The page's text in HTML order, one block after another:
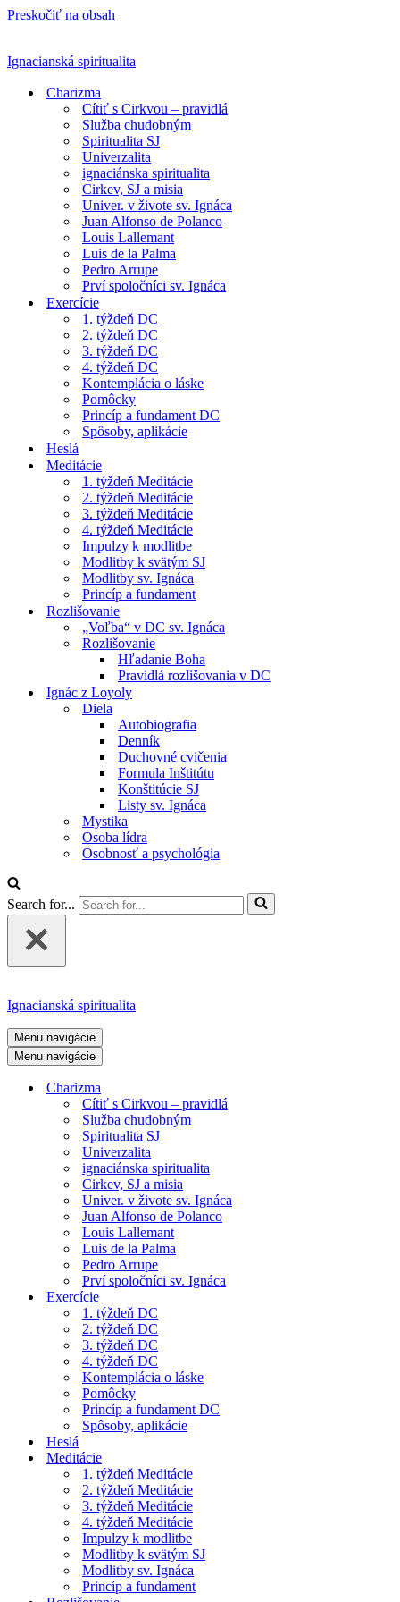
Preskočiť na obsah
Ignacianská spiritualita
Charizma
Cítiť s Cirkvou – pravidlá
Služba chudobným
Spiritualita SJ
Univerzalita
ignaciánska spiritualita
Cirkev, SJ a misia
Univer. v živote sv. Ignáca
Juan Alfonso de Polanco
Louis Lallemant
Luis de la Palma
Pedro Arrupe
Prví spoločníci sv. Ignáca
Exercície
1. týždeň DC
2. týždeň DC
3. týždeň DC
4. týždeň DC
Kontemplácia o láske
Pomôcky
Princíp a fundament DC
Spôsoby, aplikácie
Heslá
Meditácie
1. týždeň Meditácie
2. týždeň Meditácie
3. týždeň Meditácie
4. týždeň Meditácie
Impulzy k modlitbe
Modlitby k svätým SJ
Modlitby sv. Ignáca
Princíp a fundament
Rozlišovanie
„Voľba“ v DC sv. Ignáca
Rozlišovanie
Hľadanie Boha
Pravidlá rozlišovania v DC
Ignác z Loyoly
Diela
Autobiografia
Denník
Duchovné cvičenia
Formula Inštitútu
Konštitúcie SJ
Listy sv. Ignáca
Mystika
Osoba lídra
Osobnosť a psychológia
Search for...
Ignacianská spiritualita
Menu navigácie
Menu navigácie
Charizma
Cítiť s Cirkvou – pravidlá
Služba chudobným
Spiritualita SJ
Univerzalita
ignaciánska spiritualita
Cirkev, SJ a misia
Univer. v živote sv. Ignáca
Juan Alfonso de Polanco
Louis Lallemant
Luis de la Palma
Pedro Arrupe
Prví spoločníci sv. Ignáca
Exercície
1. týždeň DC
2. týždeň DC
3. týždeň DC
4. týždeň DC
Kontemplácia o láske
Pomôcky
Princíp a fundament DC
Spôsoby, aplikácie
Heslá
Meditácie
1. týždeň Meditácie
2. týždeň Meditácie
3. týždeň Meditácie
4. týždeň Meditácie
Impulzy k modlitbe
Modlitby k svätým SJ
Modlitby sv. Ignáca
Princíp a fundament